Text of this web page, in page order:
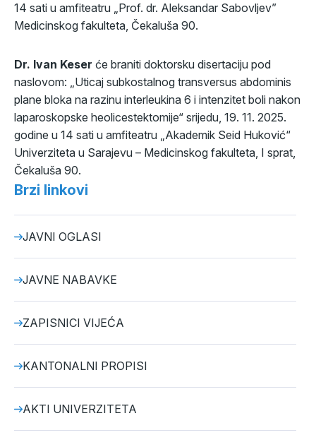
14 sati u amfiteatru „Prof. dr. Aleksandar Sabovljev”
Medicinskog fakulteta, Čekaluša 90.
Dr. Ivan Keser će braniti doktorsku disertaciju pod
naslovom: „Uticaj subkostalnog transversus abdominis
plane bloka na razinu interleukina 6 i intenzitet boli nakon
laparoskopske heolicestektomije“ srijedu, 19. 11. 2025.
godine u 14 sati u amfiteatru „Akademik Seid Huković“
Univerziteta u Sarajevu – Medicinskog fakulteta, I sprat,
Čekaluša 90.
Brzi linkovi
JAVNI OGLASI
JAVNE NABAVKE
ZAPISNICI VIJEĆA
KANTONALNI PROPISI
AKTI UNIVERZITETA